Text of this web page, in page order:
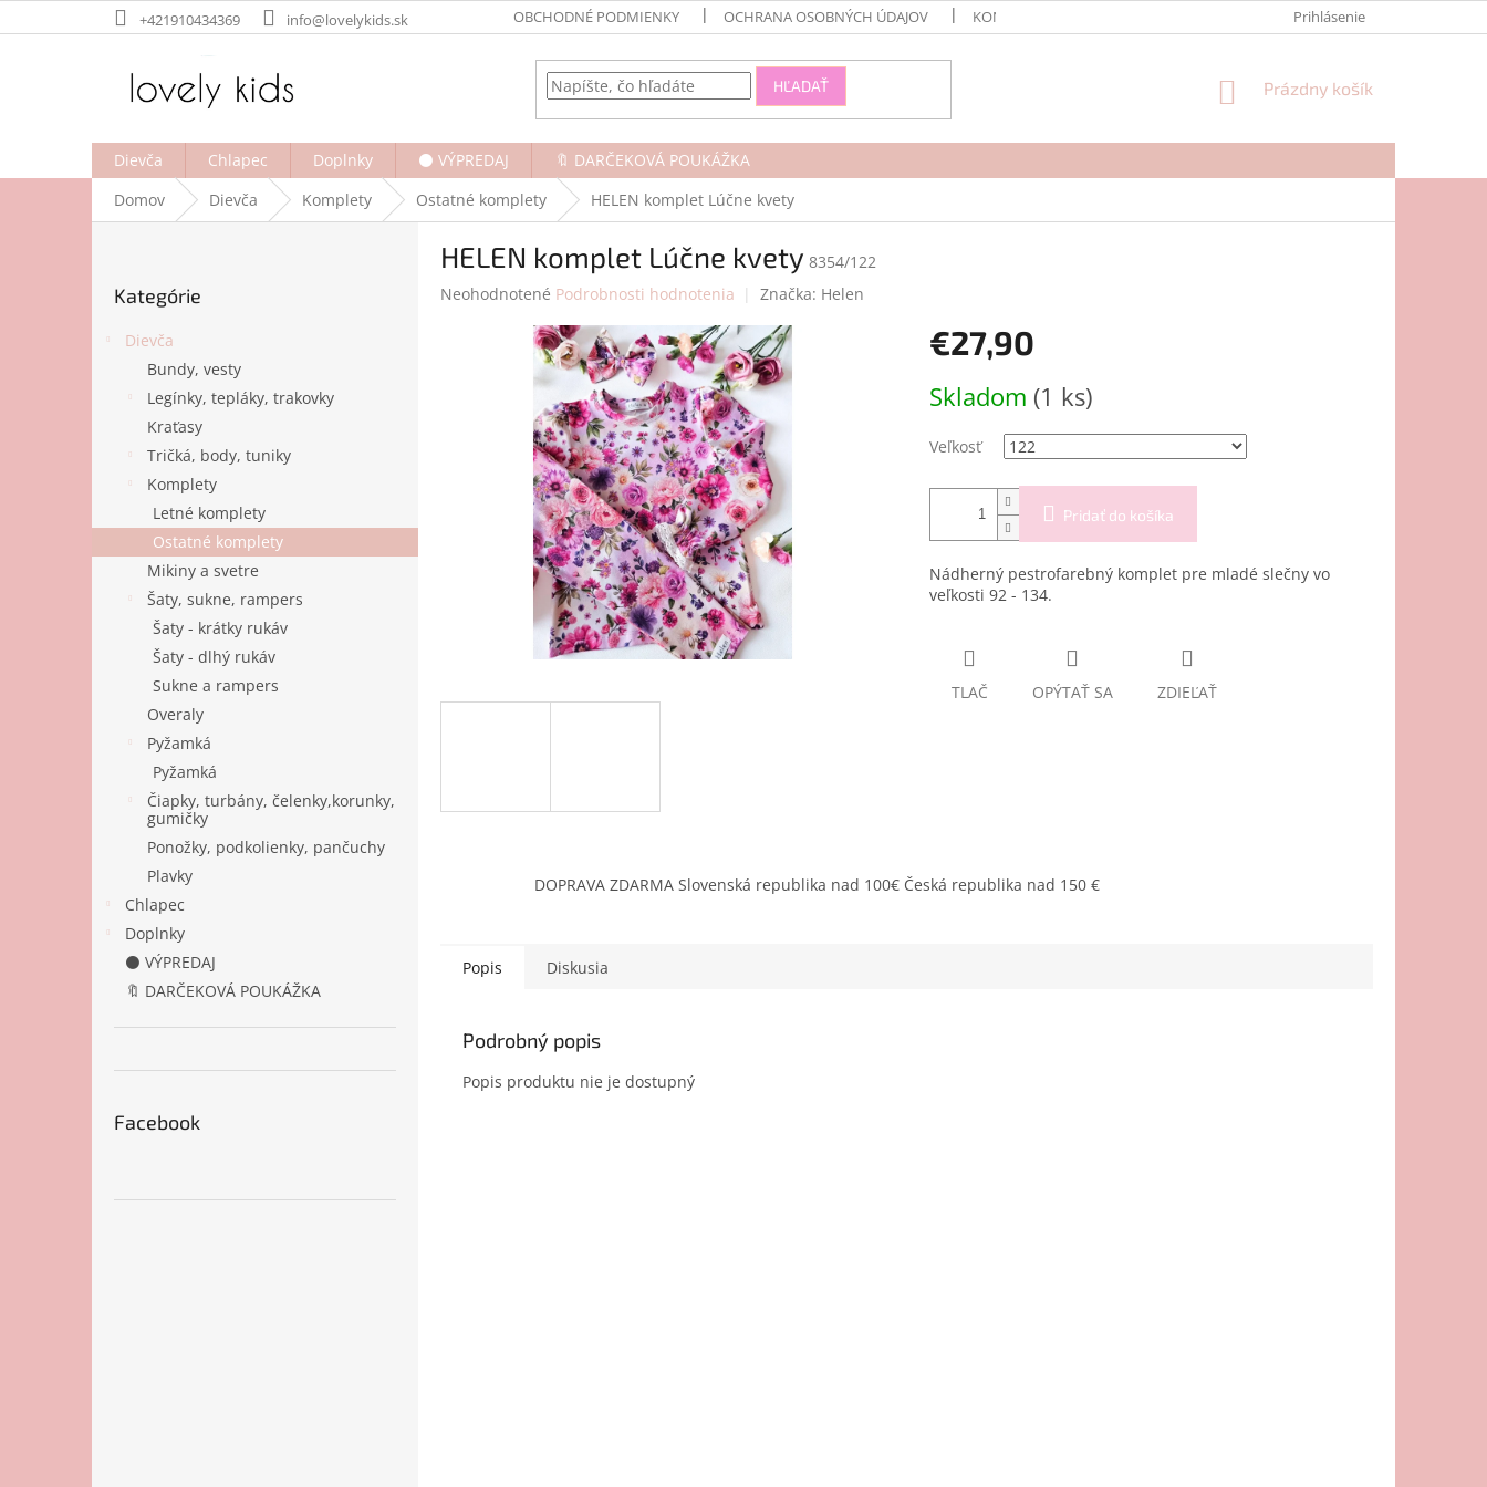
na
+421910434369 info@lovelykids.sk OBCHODNÉ PODMIENKY OCHRANA OSOBNÝCH ÚDAJOV KONTAKTY Prihlásenie
HĽADAŤ
NÁKUPNÝ
Prázdny košík
Dievča Chlapec Doplnky ⚫ VÝPREDAJ
🔖 DARČEKOVÁ POUKÁŽKA
Domov
Dievča Komplety Ostatné komplety HELEN komplet Lúčne kvety
kategórie
Kategórie
Dievča
Bundy, vesty
Legínky, tepláky, trakovky
Kraťasy
Tričká, body, tuniky
Komplety
Letné komplety
Ostatné komplety
Mikiny a svetre
Šaty, sukne, rampers
Šaty - krátky rukáv
Šaty - dlhý rukáv
Sukne a rampers
Overaly
Pyžamká
Pyžamká
Čiapky, turbány, čelenky,korunky,
gumičky
Ponožky, podkolienky, pančuchy
Plavky
Chlapec
Doplnky
⚫ VÝPREDAJ
🔖 DARČEKOVÁ POUKÁŽKA
Facebook
HELEN komplet Lúčne kvety 8354/122
Priemerné
Neohodnotené Podrobnosti hodnotenia Značka: Helen
€27,90
cena:
Skladom (1 ks)
Veľkosť
Pridať do košíka
Nádherný pestrofarebný komplet pre mladé slečny vo
veľkosti 92 - 134.
TLAČ OPÝTAŤ SA ZDIEĽAŤ
DOPRAVA ZDARMA Slovenská republika nad 100€ Česká republika nad 150 €
Popis Diskusia
Podrobný popis
Popis produktu nie je dostupný